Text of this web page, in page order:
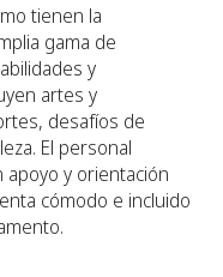
tienen la
gama de
y
artes y
desafíos de
El personal
apoyo y orientación
cómodo e incluido